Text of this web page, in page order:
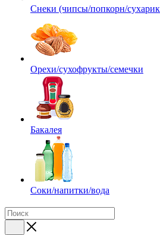
Снеки (чипсы/попкорн/
Орехи/сухофрукты/семечки
Бакалея
Соки/напитки/вода